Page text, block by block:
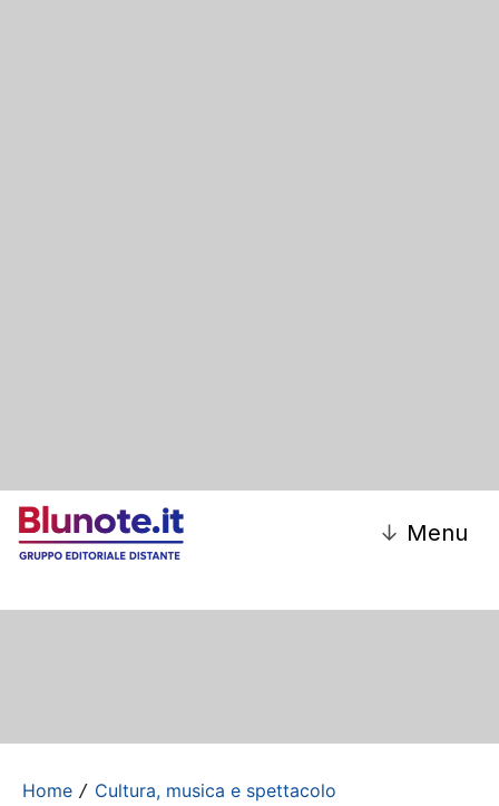
↓ Menu
Home / Cultura, musica e spettacolo